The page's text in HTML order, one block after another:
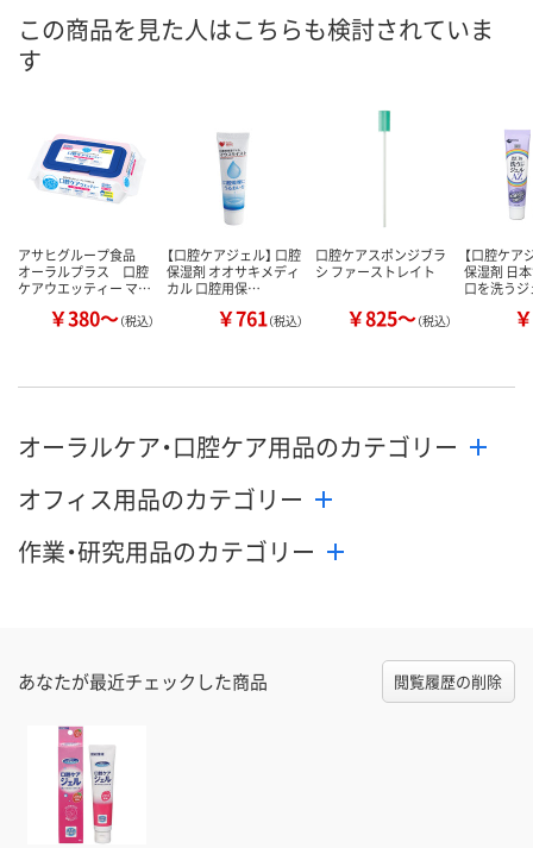
お届け日
カゴへ カ
この商品を見た人はこちらも検討されていま
す
アサヒグループ食品
オーラルプラス 口腔
ケアウエッティー マ…
￥380～（税込）
【口腔ケアジェル】 口腔
保湿剤 オオサキメディ
カル 口腔用保…
￥761（税込）
口腔ケアスポンジブラ
シ ファーストレイト
￥825～（税込）
【口腔ケア
保湿剤 日
口を洗う
オーラルケア・口腔ケア用品のカテゴリー
オフィス用品のカテゴリー
作業・研究用品のカテゴリー
あなたが最近チェックした商品 閲覧履歴の削除